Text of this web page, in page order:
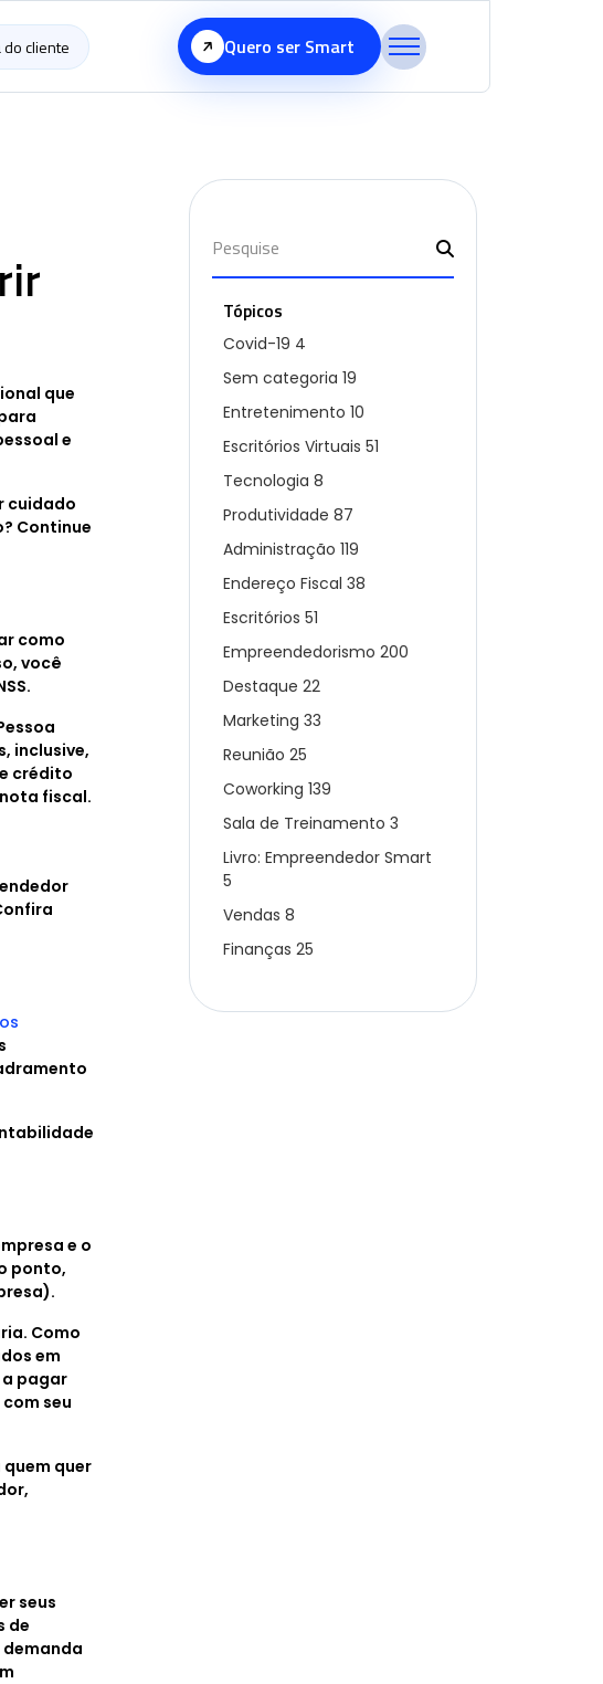
do cliente Quero ser Smart
que
e
cuidado
Continue
como
você
inclusive,
crédito
fiscal.
os
e o
ponto,
Como
em
a pagar
seu
quer
seus
de
demanda
Tópicos
Covid-19 4
Sem categoria 19
Entretenimento 10
Escritórios Virtuais 51
Tecnologia 8
Produtividade 87
Administração 119
Endereço Fiscal 38
Escritórios 51
Empreendedorismo 200
Destaque 22
Marketing 33
Reunião 25
Coworking 139
Sala de Treinamento 3
Livro: Empreendedor Smart
5
Vendas 8
Finanças 25